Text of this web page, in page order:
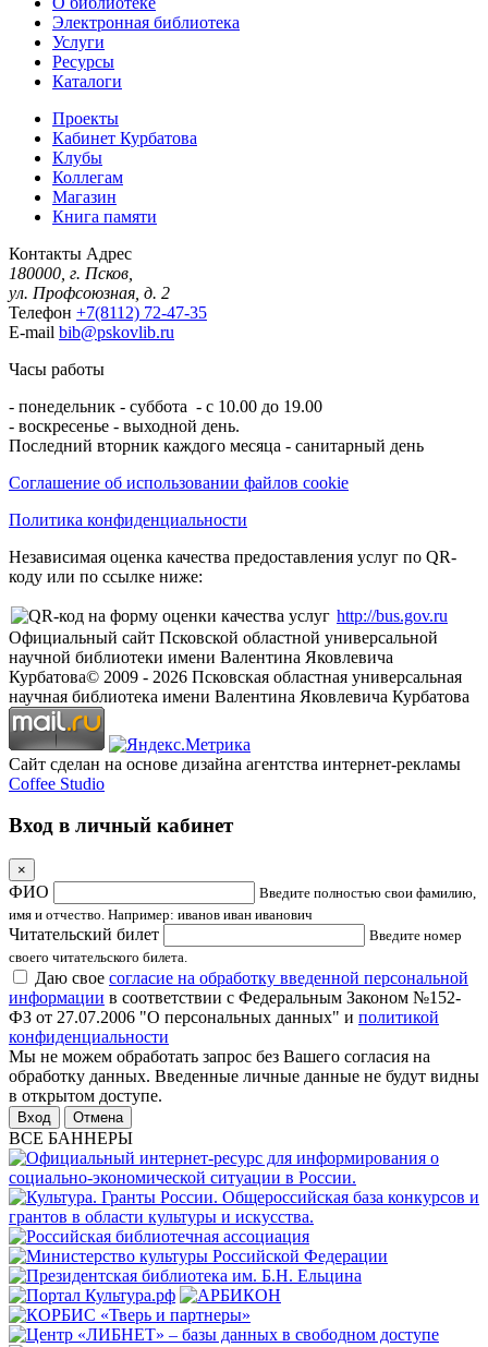
Электронная библиотека
Услуги
Ресурсы
Каталоги
Проекты
Кабинет Курбатова
Клубы
Коллегам
Магазин
Книга памяти
Контакты Адрес
180000, г. Псков,
ул. Профсоюзная, д. 2
Телефон +7(8112) 72-47-35
E-mail bib@pskovlib.ru
Часы работы
- понедельник - суббота - с 10.00 до 19.00
- воскресенье - выходной день.
Последний вторник каждого месяца - санитарный день
Соглашение об использовании файлов cookie
Политика конфиденциальности
Независимая оценка качества предоставления услуг по QR-
коду или по ссылке ниже:
http://bus.gov.ru
Официальный сайт Псковской областной универсальной
научной библиотеки имени Валентина Яковлевича
Курбатова© 2009 - 2026 Псковская областная универсальная
научная библиотека имени Валентина Яковлевича Курбатова
Сайт сделан на основе дизайна агентства интернет-рекламы
Coffee Studio
Вход в личный кабинет
×
ФИО
Введите полностью свои фамилию,
имя и отчество. Например: иванов иван иванович
Читательский билет
Введите номер
своего читательского билета.
Даю свое согласие на обработку введенной персональной
информации в соответствии с Федеральным Законом №152-
ФЗ от 27.07.2006 "О персональных данных" и политикой
конфиденциальности
Мы не можем обработать запрос без Вашего согласия на
обработку данных. Введенные личные данные не будут видны
в открытом доступе.
Отмена
ВСЕ БАННЕРЫ